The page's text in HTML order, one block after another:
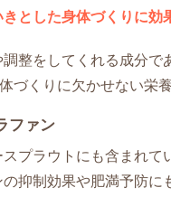
きとした身体づくりに効
整をしてくれる成分で
づくりに欠かせない栄養
ファン
プラウトにも含まれて
抑制効果や肥満予防に